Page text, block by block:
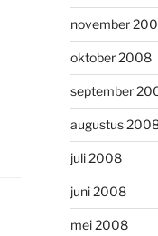
november
oktober 2008
september
augustus
juli 2008
juni 2008
mei 2008